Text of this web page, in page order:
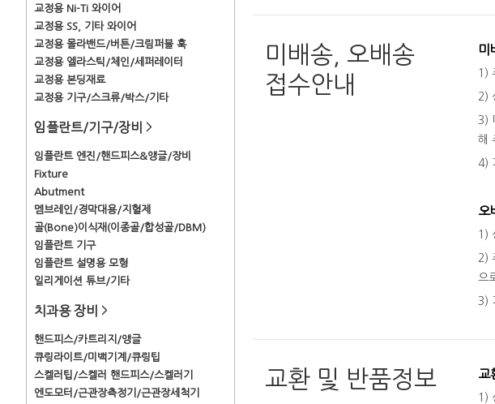
교정용 Ni-Ti 와이어
교정용 SS, 기타 와이어
교정용 몰라밴드/버튼/크림퍼블 훅
교정용 엘라스틱/체인/세퍼레이터
교정용 본딩재료
교정용 기구/스크류/박스/기타
임플란트/기구/장비 >
임플란트 엔진/핸드피스&앵글/장비
Fixture
Abutment
멤브레인/경막대용/지혈제
골(Bone)이식재(이종골/합성골/DBM)
임플란트 기구
임플란트 설명용 모형
일리게이션 튜브/기타
치과용 장비 >
핸드피스/카트리지/앵글
큐링라이트/미백기계/큐링팁
스켈러팁/스켈러 핸드피스/스켈러기
엔도모터/근관장측정기/근관장세척기
미배송, 오배송
접수안내
미
1)
2)
3)
해
4)
오
1)
2)
으
3)
교환 및 반품정보 교
1)